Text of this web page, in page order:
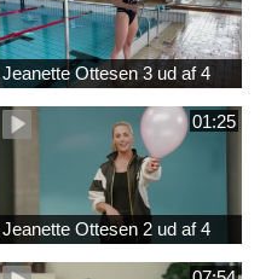
Jeanette Ottesen 3 ud af 4
01:25
Jeanette Ottesen 2 ud af 4